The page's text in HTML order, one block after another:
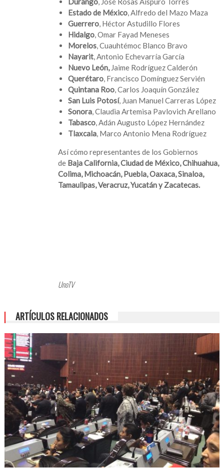
Estado de México, Alfredo del Mazo Maza
Guerrero, Héctor Astudillo Flores
Hidalgo, Omar Fayad Meneses
Morelos, Cuauhtémoc Blanco Bravo
Nayarit, Antonio Echevarría García
Nuevo León,Jaime Rodríguez Calderón
Querétaro, Francisco Domínguez Servién
Quintana Roo, Carlos Joaquín González
San Luis Potosí, Juan Manuel Carreras López
Sonora, Claudia Artemisa Pavlovich Arellano
Tabasco, Adán Augusto López Hernández
Tlaxcala, Marco Antonio Mena Rodríguez
Así cómo representantes de los Gobiernos
de Baja California, Ciudad de México, Chihuahua,
Colima, Michoacán, Puebla, Oaxaca, Sinaloa,
Tamaulipas, Veracruz, Yucatán y Zacatecas.
UnoTV
ARTÍCULOS RELACIONADOS